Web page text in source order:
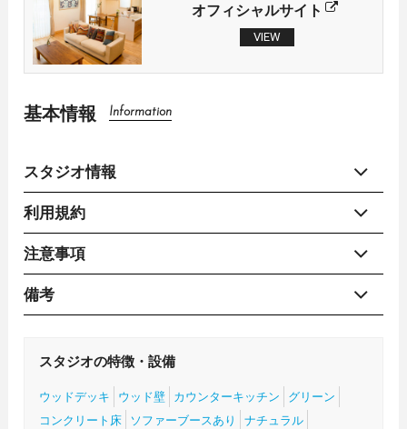
オフィシャルサイト
VIEW
基本情報 Information
スタジオ情報
利用規約
注意事項
備考
スタジオの特徴・設備
ウッドデッキ ウッド壁 カウンターキッチン
グリーン
コンクリート床
ソファーブースあり
ナチュラル